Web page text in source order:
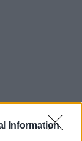
Information